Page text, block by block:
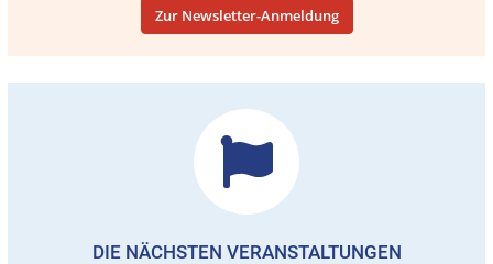
Zur Newsletter-Anmeldung
DIE NÄCHSTEN VERANSTALTUNGEN